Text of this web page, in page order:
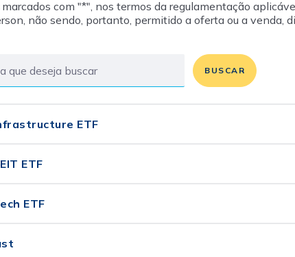
com "*", nos termos da regulamentação
não sendo, portanto, permitido a oferta ou a venda,
BUSCAR
ETF
ETF
ETF